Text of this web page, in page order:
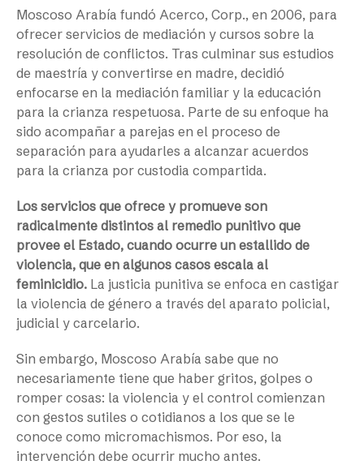
Moscoso Arabía fundó Acerco, Corp., en 2006, para
ofrecer servicios de mediación y cursos sobre la
resolución de conflictos. Tras culminar sus estudios
de maestría y convertirse en madre, decidió
enfocarse en la mediación familiar y la educación
para la crianza respetuosa. Parte de su enfoque ha
sido acompañar a parejas en el proceso de
separación para ayudarles a alcanzar acuerdos
para la crianza por custodia compartida.
Los servicios que ofrece y promueve son
radicalmente distintos al remedio punitivo que
provee el Estado, cuando ocurre un estallido de
violencia, que en algunos casos escala al
feminicidio. La justicia punitiva se enfoca en castigar
la violencia de género a través del aparato policial,
judicial y carcelario.
Sin embargo, Moscoso Arabía sabe que no
necesariamente tiene que haber gritos, golpes o
romper cosas: la violencia y el control comienzan
con gestos sutiles o cotidianos a los que se le
conoce como micromachismos. Por eso, la
intervención debe ocurrir mucho antes.